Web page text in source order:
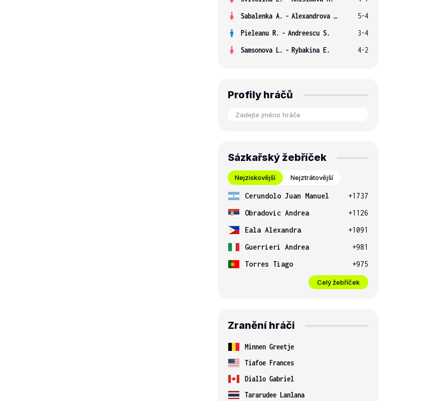
Sabalenka A. - Alexandrova E.
5-4
Pieleanu R. - Andreescu S.
3-4
Samsonova L. - Rybakina E. 4-2
Profily hráčů
Sázkařský žebříček
Nejziskovější Nejztrátovější
Cerundolo Juan Manuel
+1737
Obradovic Andrea
+1126
Eala Alexandra
+1091
Guerrieri Andrea
+981
Torres Tiago
+975
Celý žebříček
Zranění hráči
Minnen Greetje
Tiafoe Frances
Diallo Gabriel
Tararudee Lanlana